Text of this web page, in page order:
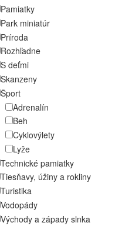
Pamiatky
Park miniatúr
Príroda
Rozhľadne
S deťmi
Skanzeny
Šport
Adrenalín
Beh
Cyklovýlety
Lyže
Technické pamiatky
Tiesňavy, úžiny a rokliny
Turistika
Vodopády
Východy a západy slnka